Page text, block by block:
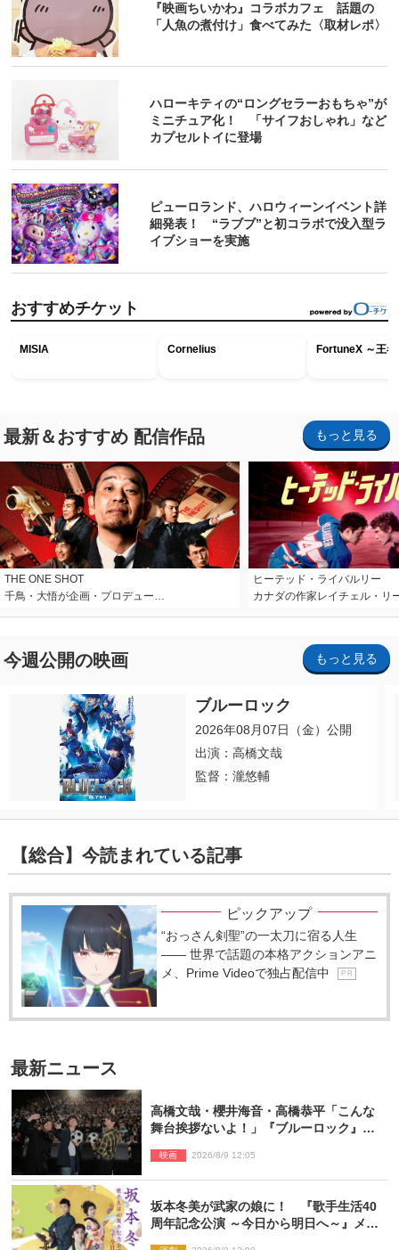
『映画ちいかわ』コラボカフェ 話題の
「人魚の煮付け」食べてみた〈取材レポ〉
ハローキティの“ロングセラーおもちゃ”が
ミニチュア化！ 「サイフおしゃれ」など
カプセルトイに登場
ピューロランド、ハロウィーンイベント詳
細発表！ “ラブブ”と初コラボで没入型ラ
イブショーを実施
おすすめチケット
MISIA Cornelius FortuneX ～王
最新＆おすすめ 配信作品 もっと見る
THE ONE SHOT
千鳥・大悟が企画・プロデュー…
ヒーテッド・ライバルリー
カナダの作家レイチェル・リ
今週公開の映画 もっと見る
ブルーロック
2026年08月07日（金）公開
出演：高橋文哉
監督：瀧悠輔
【総合】今読まれている記事
ピックアップ
“おっさん剣聖”の一太刀に宿る人生
―― 世界で話題の本格アクションアニ
メ、Prime Videoで独占配信中
P R
最新ニュース
高橋文哉・櫻井海音・高橋恭平「こんな
舞台挨拶ないよ！」『ブルーロック』自
映画 2026/8/9 12:05
坂本冬美が武家の娘に！ 『歌手生活40
周年記念公演 ～今日から明日へ～』メイ